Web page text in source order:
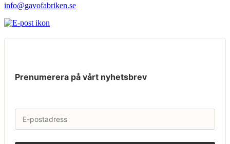
info@gavofabriken.se
Prenumerera på vårt nyhetsbrev